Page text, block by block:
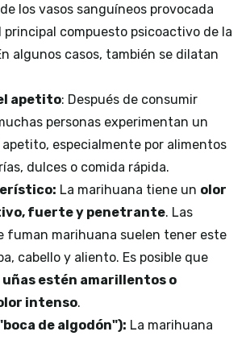
los vasos sanguíneos provocada
principal compuesto psicoactivo de la
algunos casos, también se dilatan
apetito: Después de consumir
personas experimentan un
especialmente por alimentos
dulces o comida rápida.
La marihuana tiene un olor
fuerte y penetrante. Las
fuman marihuana suelen tener este
cabello y aliento. Es posible que
uñas estén amarillentos o
intenso.
de algodón"): La marihuana